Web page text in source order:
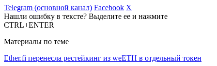
Telegram (основной канал) Facebook X
Нашли ошибку в тексте? Выделите ее и нажмите
CTRL+ENTER
Материалы по теме
Ether.fi перенесла рестейкинг из weETH в отдельный токен